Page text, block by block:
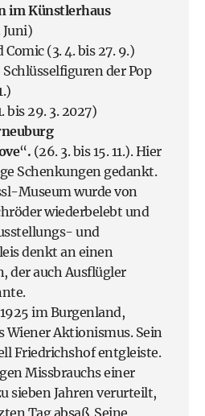
im Künstlerhaus
Juni)
(3. 4. bis 27. 9.)
Schlüsselfiguren der Pop
bis 29. 3. 2027)
“. (26. 3. bis 15. 11.). Hier
Schenkungen gedankt.
Museum wurde von
wiederbelebt und
und
denkt an einen
der auch Ausflügler
im Burgenland,
Wiener Aktionismus. Sein
Friedrichshof entgleiste.
Missbrauchs einer
sieben Jahren verurteilt,